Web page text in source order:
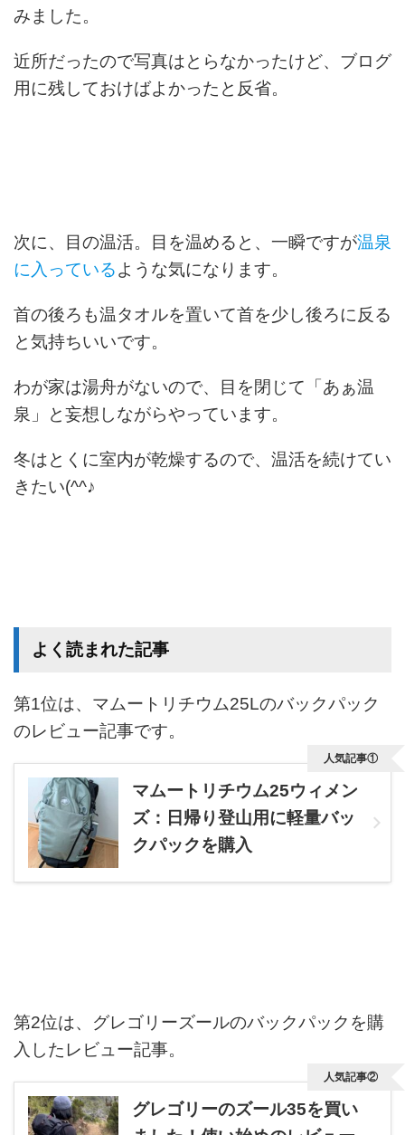
みました。
近所だったので写真はとらなかったけど、ブログ
用に残しておけばよかったと反省。
次に、目の温活。目を温めると、一瞬ですが温泉
に入っているような気になります。
首の後ろも温タオルを置いて首を少し後ろに反る
と気持ちいいです。
わが家は湯舟がないので、目を閉じて「あぁ温
泉」と妄想しながらやっています。
冬はとくに室内が乾燥するので、温活を続けてい
きたい(^^♪
よく読まれた記事
第1位は、マムートリチウム25Lのバックパック
のレビュー記事です。
マムートリチウム25ウィメン
ズ：日帰り登山用に軽量バッ
クパックを購入
人気記事①
第2位は、グレゴリーズールのバックパックを購
入したレビュー記事。
グレゴリーのズール35を買い
人気記事②